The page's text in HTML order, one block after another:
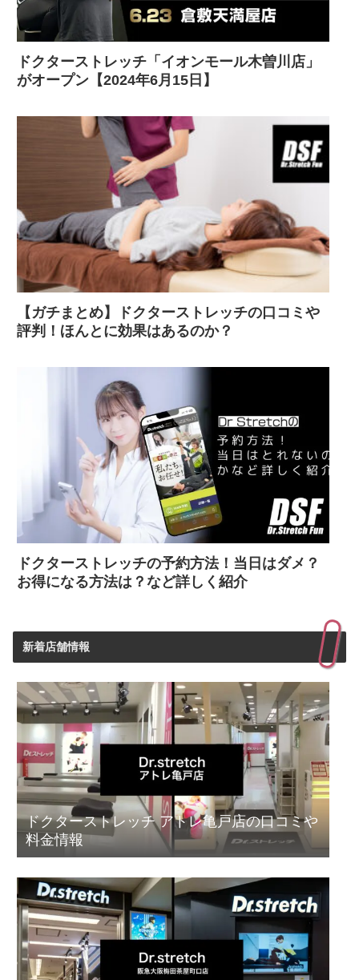
ドクターストレッチ「イオンモール木曽川店」
がオープン【2024年6月15日】
【ガチまとめ】ドクターストレッチの口コミや
評判！ほんとに効果はあるのか？
ドクターストレッチの予約方法！当日はダメ？
お得になる方法は？など詳しく紹介
新着店舗情報
ドクターストレッチ アトレ亀戸店の口コミや
料金情報